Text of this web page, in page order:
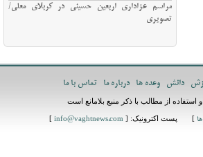
مراسم عزاداری اربعین حسینی در کربلای معلی/
تصویری
دانش وعده ها درباره ما تماس با ما
از مطالب با ذکر منبع بلامانع است
] پست اکترونیک: [ info@vaghtnews.com
]